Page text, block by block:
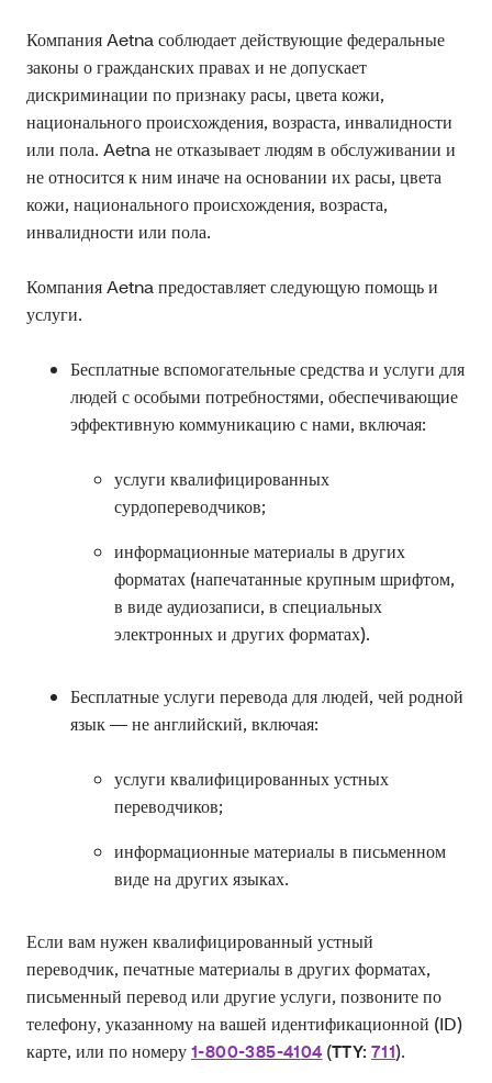
Компания Aetna соблюдает действующие федеральные
законы о гражданских правах и не допускает
дискриминации по признаку расы, цвета кожи,
национального происхождения, возраста, инвалидности
или пола. Aetna не отказывает людям в обслуживании и
не относится к ним иначе на основании их расы, цвета
кожи, национального происхождения, возраста,
инвалидности или пола.
Компания Aetna предоставляет следующую помощь и
услуги.
Бесплатные вспомогательные средства и услуги для
людей с особыми потребностями, обеспечивающие
эффективную коммуникацию с нами, включая:
услуги квалифицированных
сурдопереводчиков;
информационные материалы в других
форматах (напечатанные крупным шрифтом,
в виде аудиозаписи, в специальных
электронных и других форматах).
Бесплатные услуги перевода для людей, чей родной
язык — не английский, включая:
услуги квалифицированных устных
переводчиков;
информационные материалы в письменном
виде на других языках.
Если вам нужен квалифицированный устный
переводчик, печатные материалы в других форматах,
письменный перевод или другие услуги, позвоните по
телефону, указанному на вашей идентификационной (ID)
карте, или по номеру 1-800-385-4104 (TTY:711).